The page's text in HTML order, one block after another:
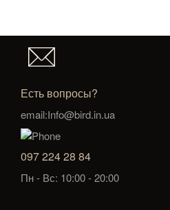
Есть вопросы?
email:Info@bird.in.ua
097 224 28 84
Пн - Вс: 10:00 - 20:00